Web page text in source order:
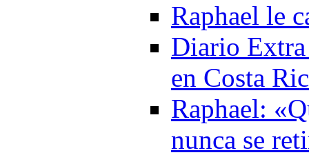
Raphael le
Diario Extra
en Costa
Raphael:
nunca se